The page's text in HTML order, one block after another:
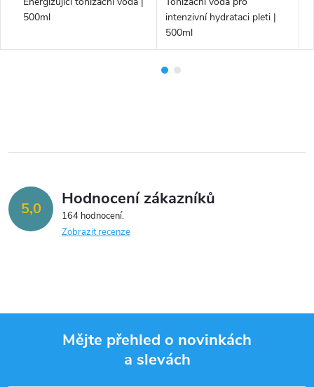
500ml
intenzivní hydrataci pleti |
500ml
5,0 Hodnocení zákazníků
164 hodnocení
Zobrazit recenze
Mějte přehled o novinkách
a slevách